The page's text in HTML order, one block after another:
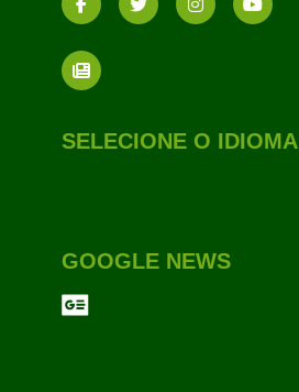
SELECIONE O IDIOMA
GOOGLE NEWS